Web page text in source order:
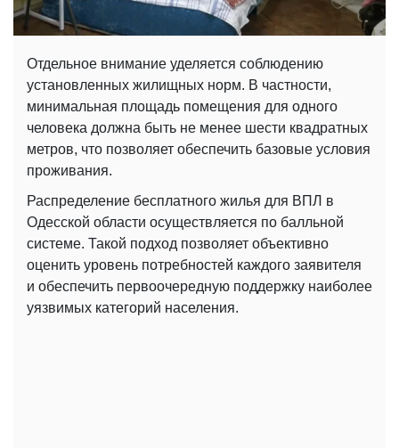
Отдельное внимание уделяется соблюдению
установленных жилищных норм. В частности,
минимальная площадь помещения для одного
человека должна быть не менее шести квадратных
метров, что позволяет обеспечить базовые условия
проживания.
Распределение бесплатного жилья для ВПЛ в
Одесской области осуществляется по балльной
системе. Такой подход позволяет объективно
оценить уровень потребностей каждого заявителя
и обеспечить первоочередную поддержку наиболее
уязвимых категорий населения.